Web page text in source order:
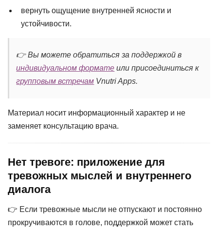
вернуть ощущение внутренней ясности и
устойчивости.
👉 Вы можете обратиться за поддержкой в
индивидуальном формате или присоединиться к
групповым встречам Vnutri Apps.
Материал носит информационный характер и не
заменяет консультацию врача.
Нет тревоге: приложение для
тревожных мыслей и внутреннего
диалога
👉 Если тревожные мысли не отпускают и постоянно
прокручиваются в голове, поддержкой может стать